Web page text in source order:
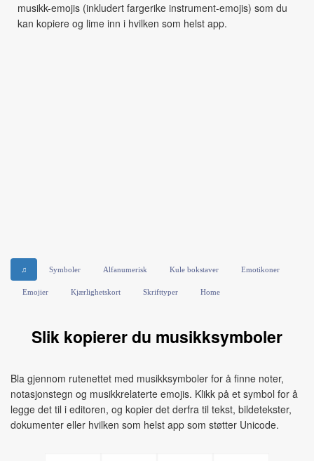
musikk-emojis (inkludert fargerike instrument-emojis) som du
kan kopiere og lime inn i hvilken som helst app.
♫ Symboler Alfanumerisk Kule bokstaver Emotikoner
Emojier Kjærlighetskort Skrifttyper Home
Slik kopierer du musikksymboler
Bla gjennom rutenettet med musikksymboler for å finne noter,
notasjonstegn og musikkrelaterte emojis. Klikk på et symbol for å
legge det til i editoren, og kopier det derfra til tekst, bildetekster,
dokumenter eller hvilken som helst app som støtter Unicode.